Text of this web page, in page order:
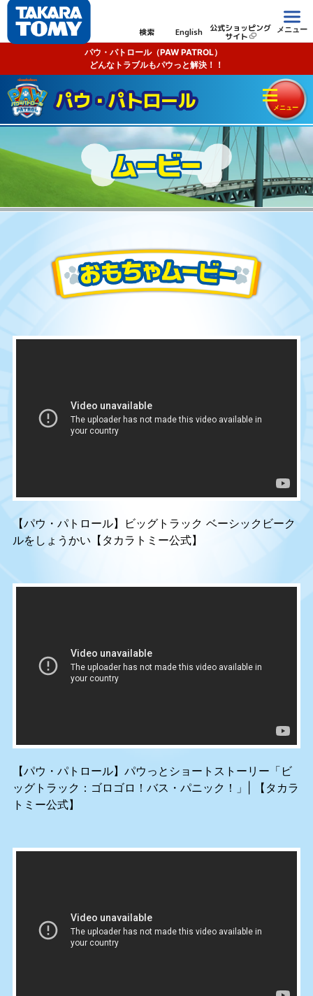
検索 English 公式ショッピング
サイト
メニュー
パウ・パトロール（PAW PATROL）
どんなトラブルもパウっと解決！！
パウ・パトロール
【パウ・パトロール】ビッグトラック ベーシックビーク
ルをしょうかい【タカラトミー公式】
【パウ・パトロール】パウっとショートストーリー「ビ
ッグトラック：ゴロゴロ！バス・パニック！」| 【タカラ
トミー公式】